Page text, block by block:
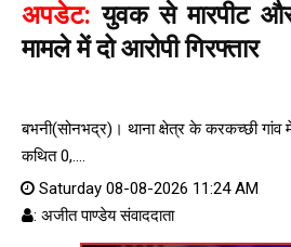
अपडेट: युवक से मारपीट और
मामले में दो आरोपी गिरफ्तार
बभनी(सोनभद्र)। थाना क्षेत्र के करकच्छी
कथित 0,....
Saturday 08-08-2026 11:24 AM
: अजीत पाण्डेय संवाददाता